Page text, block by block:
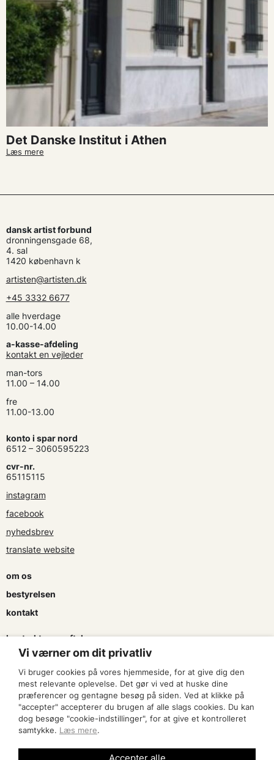
Det Danske Institut i Athen
Læs mere
dansk artist forbund
dronningensgade 68,
4. sal
1420 københavn k
artisten@artisten.dk
+45 3332 6677
alle hverdage
10.00-14.00
a-kasse-afdeling
kontakt en vejleder
man-tors
11.00 – 14.00
fre
11.00-13.00
konto i spar nord
6512 – 3060595223
cvr-nr.
65115115
instagram
facebook
nyhedsbrev
translate website
om os
bestyrelsen
kontakt
kontrakter og aftaler
søg tilskud
presse & logo
bliv medlem
Vi værner om dit privatliv
Vi bruger cookies på vores hjemmeside, for at give dig den
mest relevante oplevelse. Det gør vi ved at huske dine
præferencer og gentagne besøg på siden. Ved at klikke på
"accepter" accepterer du brugen af alle slags cookies. Du kan
dog besøge "cookie-indstillinger", for at give et kontrolleret
samtykke. Læs mere.